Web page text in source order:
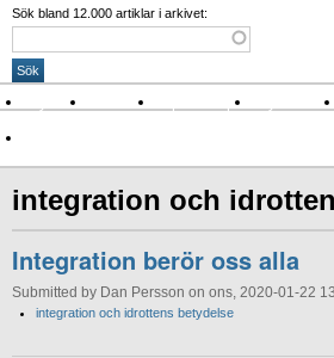
Sök bland 12.000 artiklar i arkivet:
Nyheter Krönikor Sport & spel Nyhetsbrev
integration och
Integration berör oss alla
Submitted by Dan Persson on ons, 2020-01-22
integration och idrottens betydelse